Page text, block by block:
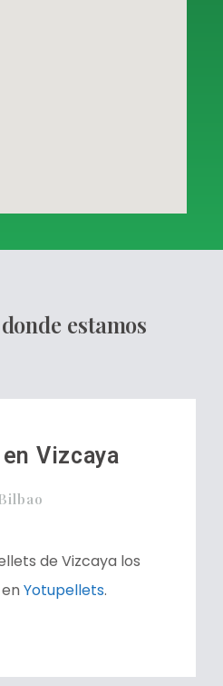
estamos
Vizcaya
de Vizcaya los
Yotupellets.